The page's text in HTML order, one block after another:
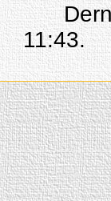
11:43.